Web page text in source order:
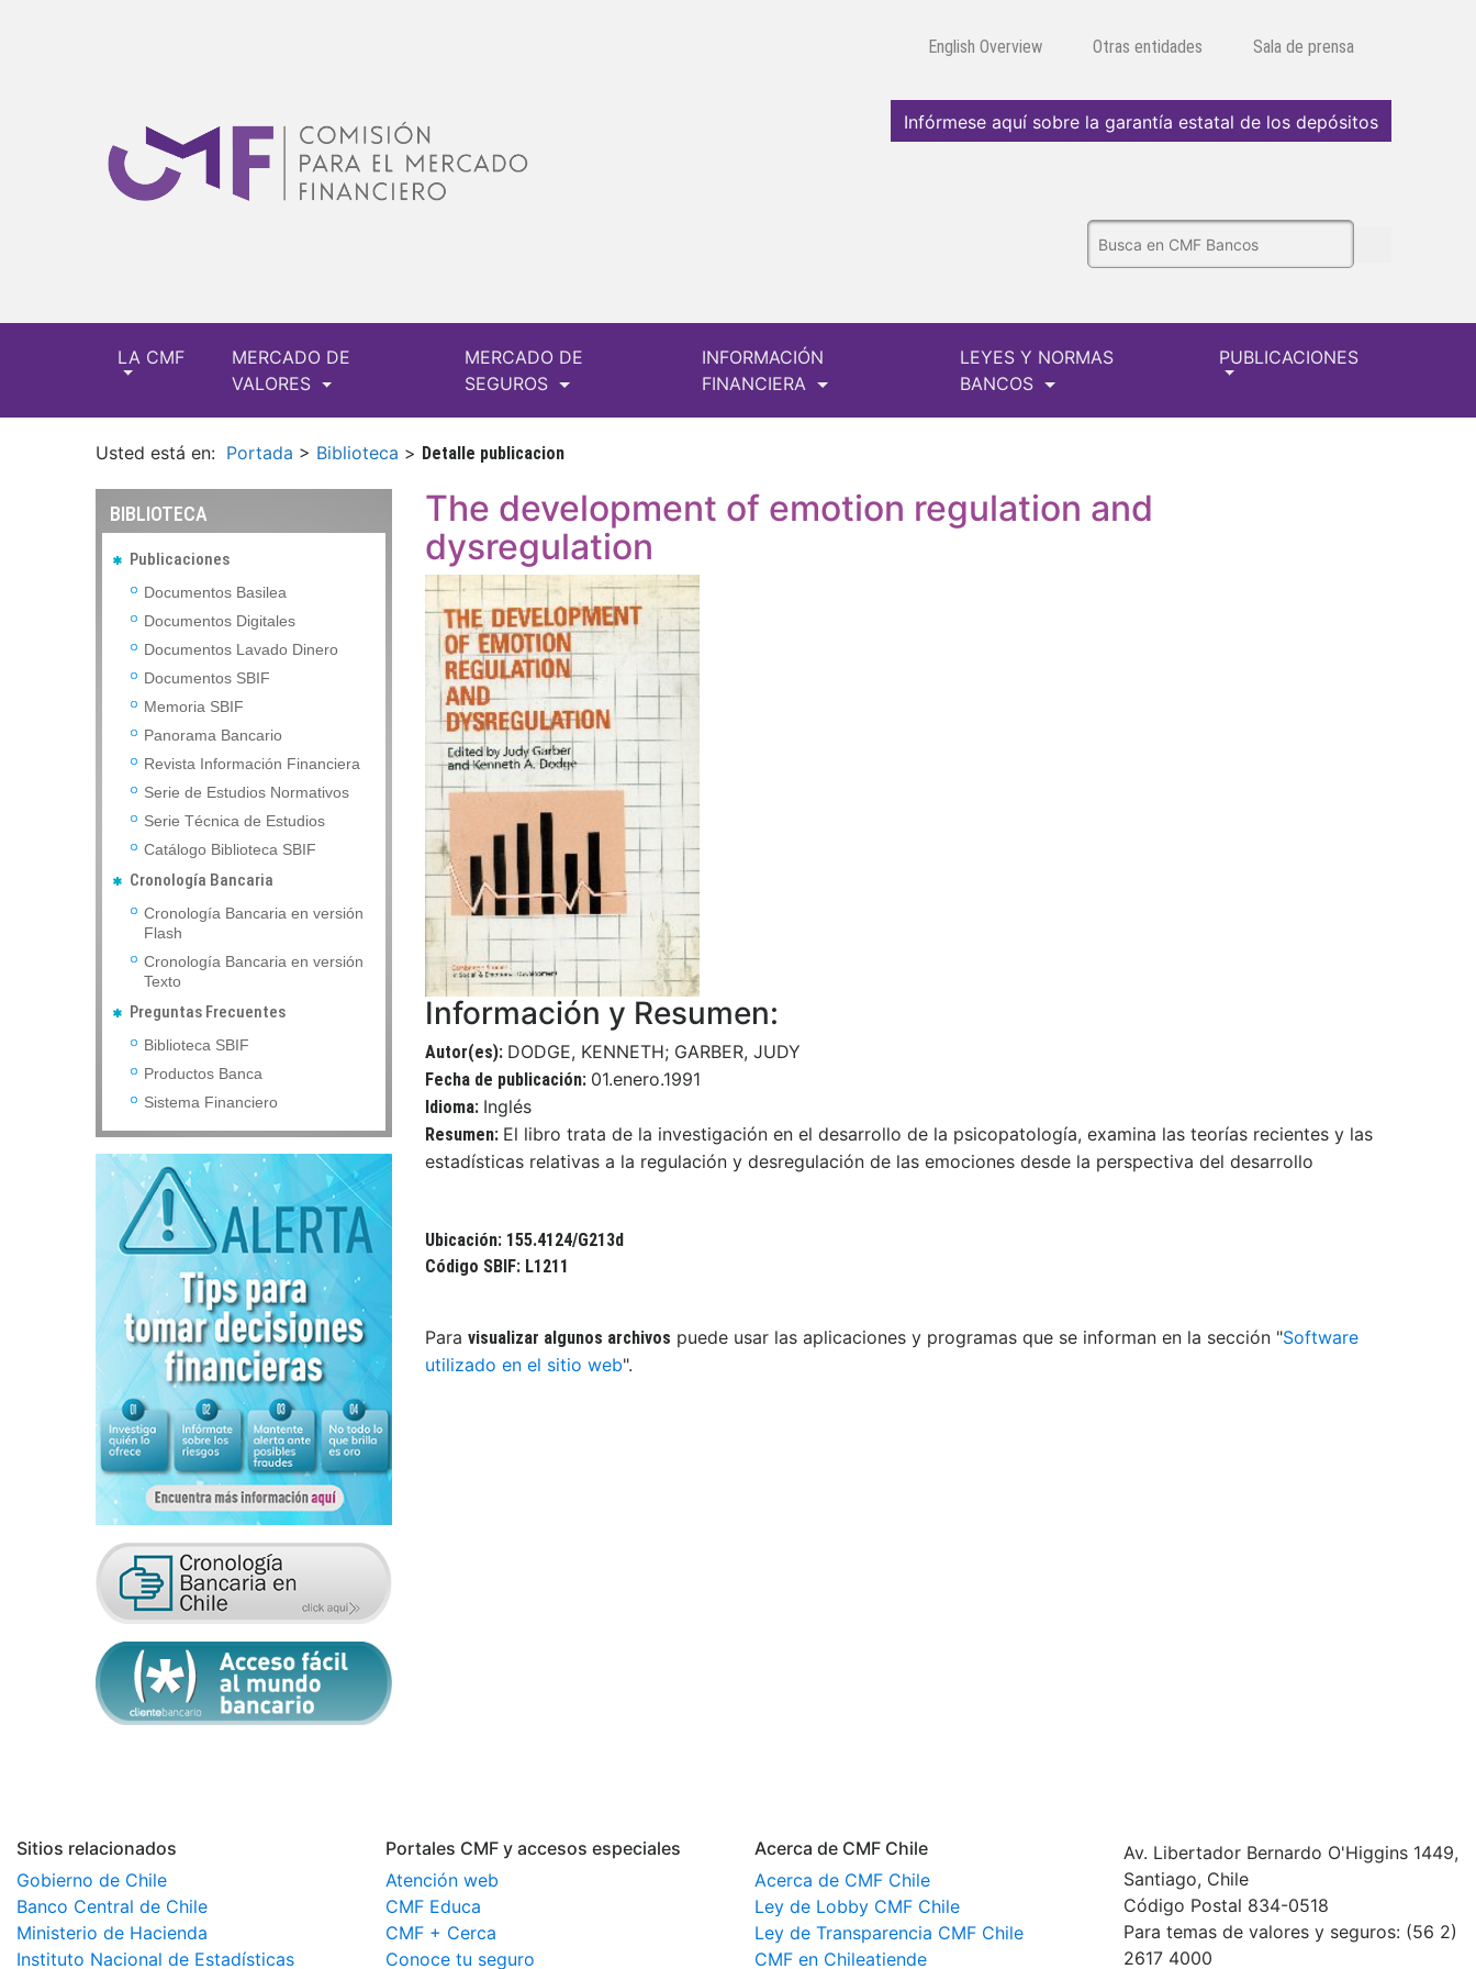
English Overview Otras entidades Sala de prensa
Infórmese aquí sobre la garantía estatal de los depósitos
LA CMF
MERCADO DE
VALORES
MERCADO DE
SEGUROS
INFORMACIÓN
FINANCIERA
LEYES Y NORMAS
BANCOS
PUBLICACIONES
Usted está en: Portada > Biblioteca > Detalle publicacion
BIBLIOTECA
Publicaciones
Documentos Basilea
Documentos Digitales
Documentos Lavado Dinero
Documentos SBIF
Memoria SBIF
Panorama Bancario
Revista Información Financiera
Serie de Estudios Normativos
Serie Técnica de Estudios
Catálogo Biblioteca SBIF
Cronología Bancaria
Cronología Bancaria en versión
Flash
Cronología Bancaria en versión
Texto
Preguntas Frecuentes
Biblioteca SBIF
Productos Banca
Sistema Financiero
The development of emotion regulation and
dysregulation
Información y Resumen:
Autor(es): DODGE, KENNETH; GARBER, JUDY
Fecha de publicación: 01.enero.1991
Idioma: Inglés
Resumen: El libro trata de la investigación en el desarrollo de la psicopatología, examina las teorías recientes y las
estadísticas relativas a la regulación y desregulación de las emociones desde la perspectiva del desarrollo
Ubicación: 155.4124/G213d
Código SBIF: L1211
Para visualizar algunos archivos puede usar las aplicaciones y programas que se informan en la sección "Software
utilizado en el sitio web".
Sitios relacionados
Gobierno de Chile
Banco Central de Chile
Ministerio de Hacienda
Instituto Nacional de Estadísticas
Portales CMF y accesos especiales
Atención web
CMF Educa
CMF + Cerca
Conoce tu seguro
Acerca de CMF Chile
Acerca de CMF Chile
Ley de Lobby CMF Chile
Ley de Transparencia CMF Chile
CMF en Chileatiende
Av. Libertador Bernardo O'Higgins 1449,
Santiago, Chile
Código Postal 834-0518
Para temas de valores y seguros: (56 2)
2617 4000